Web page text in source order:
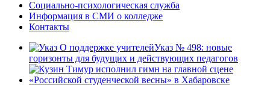
Социально-психологическая служба
Информация в СМИ о колледже
Контакты
Указ № 498: новые
горизонты для будущих и действующих педагогов